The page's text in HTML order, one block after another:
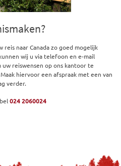
naar Canada zo goed mogelijk
wij u via telefoon en e-mail
reiswensen op ons kantoor te
hiervoor een afspraak met een van
verder.
024 2060024